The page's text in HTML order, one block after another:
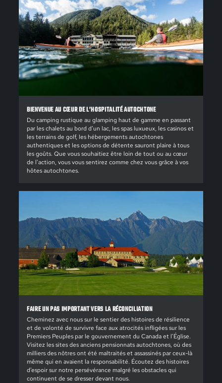
BIENVENUE AU CŒUR DE L’HOSPITALITÉ AUTOCHTONE
Du camping rustique au glamping haut de gamme en passant
par les chalets au bord d’un lac, les spas luxueux, les casinos et
les terrains de golf, les hébergements autochtones
authentiques et les options de détente sauront plaire à tous
les goûts. Que vous souhaitiez être loin de tout ou au cœur
de l'action, vous vous sentirez comme chez vous grâce à vos
hôtes autochtones.
FAIRE UN PAS IMPORTANT VERS LA RÉCONCILIATION
Cheminez avec nous sur le sentier des histoires de résilience
et de volonté de survivre face aux atrocités infligées sur les
Premiers Peuples par le gouvernement du Canada et l'Église.
Visitez les sites des anciens pensionnats autochtones, où des
milliers des nôtres ont été maltraités et assassinés par ceux-là
même qui en avaient la responsabilité. Écoutez des histoires
d’espoir sur notre persévérance malgré les obstacles qui
continuent de se dresser devant nous.